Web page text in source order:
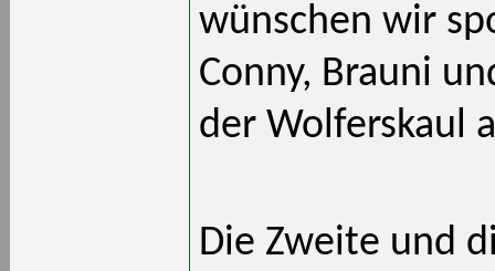
wünschen wir
Conny, Brauni
der Wolferskaul
Die Zweite und